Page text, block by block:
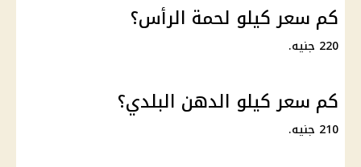
كم سعر كيلو لحمة الرأس؟
220 جنيه.
كم سعر كيلو الدهن البلدي؟
210 جنيه.